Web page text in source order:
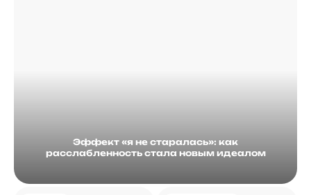
Эффект «я не старалась»: как
расслабленность стала новым идеалом